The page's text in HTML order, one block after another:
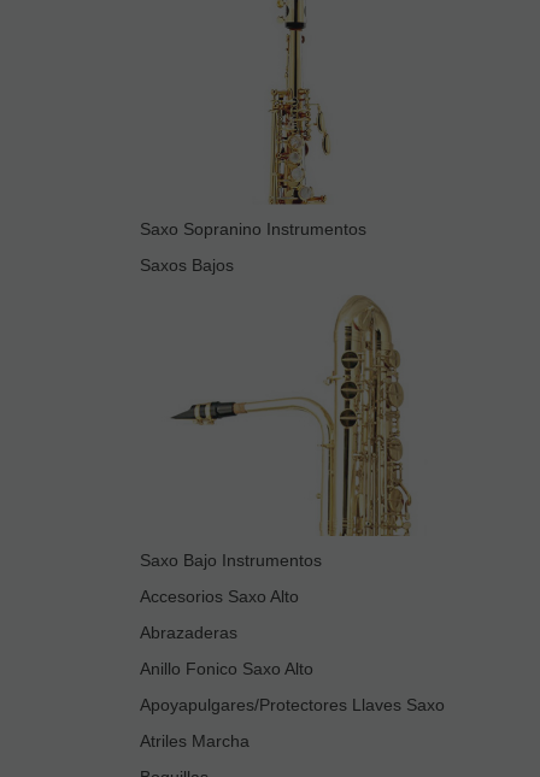
Saxo Sopranino Instrumentos
Saxos Bajos
Saxo Bajo Instrumentos
Accesorios Saxo Alto
Abrazaderas
Anillo Fonico Saxo Alto
Apoyapulgares/Protectores Llaves Saxo
Atriles Marcha